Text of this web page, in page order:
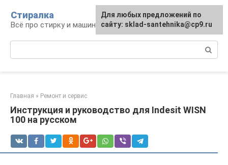
контенту
Стиралка
Всё про стирку и машинки
Главная » Ремонт и сервис
Инструкция и руководство для Indesit WISN
100 на русском
Для любых предложений по
сайту: sklad-santehnika@cp9.ru